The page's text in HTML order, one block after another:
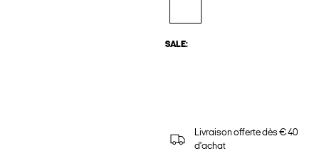
SALE:
Livraison offerte dès € 40
d'achat